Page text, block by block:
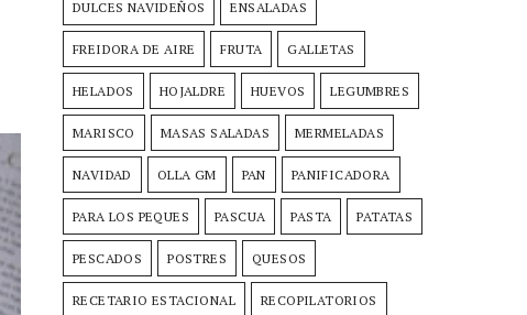
DULCES NAVIDEÑOS ENSALADAS
FREIDORA DE AIRE FRUTA GALLETAS
HELADOS HOJALDRE HUEVOS LEGUMBRES
MARISCO MASAS SALADAS MERMELADAS
NAVIDAD OLLA GM PAN PANIFICADORA
PARA LOS PEQUES PASCUA PASTA PATATAS
PESCADOS POSTRES QUESOS
RECETARIO ESTACIONAL RECOPILATORIOS